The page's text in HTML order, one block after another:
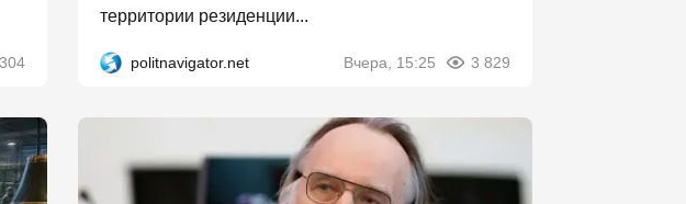
территории резиденции...
politnavigator.net Вчера, 15:25 3 829